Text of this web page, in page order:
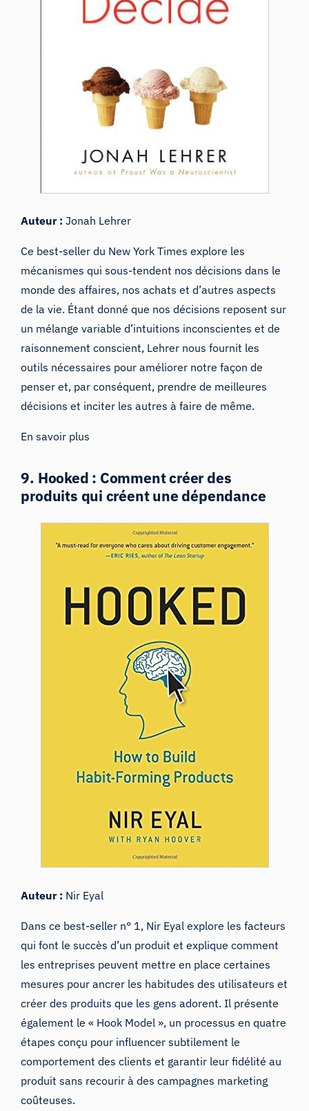
Auteur :Jonah Lehrer
Ce best-seller du New York Times explore les
mécanismes qui sous-tendent nos décisions dans le
monde des affaires, nos achats et d’autres aspects
de la vie. Étant donné que nos décisions reposent sur
un mélange variable d’intuitions inconscientes et de
raisonnement conscient, Lehrer nous fournit les
outils nécessaires pour améliorer notre façon de
penser et, par conséquent, prendre de meilleures
décisions et inciter les autres à faire de même.
En savoir plus
9. Hooked : Comment créer des
produits qui créent une dépendance
Auteur : Nir Eyal
Dans ce best-seller n° 1, Nir Eyal explore les facteurs
qui font le succès d’un produit et explique comment
les entreprises peuvent mettre en place certaines
mesures pour ancrer les habitudes des utilisateurs et
créer des produits que les gens adorent. Il présente
également le « Hook Model », un processus en quatre
étapes conçu pour influencer subtilement le
comportement des clients et garantir leur fidélité au
produit sans recourir à des campagnes marketing
coûteuses.